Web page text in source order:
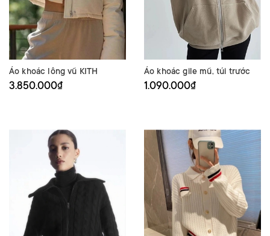
Áo khoác lông vũ KITH
3.850.000₫
Áo khoác gile mũ, túi trước
1.090.000₫